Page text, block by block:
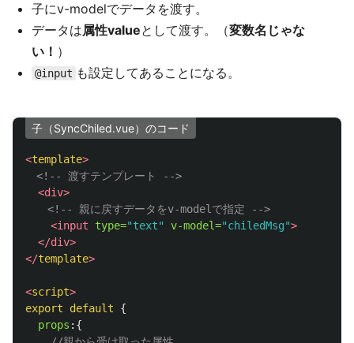
子にv-modelでデータを渡す。
データは属性valueとして渡す。（変数名じゃな
い！ ）
@input も設定してあることになる。
子（SyncChiled.vue）のコード
<template>
<!-- 渡すテンプレート -->
<div>
<!-- 親に戻すデータをv-modelで指定 -->
<input
type="text" v-model="chiledMsg">
</div>
</template>
<script>
export
default
{
props :{